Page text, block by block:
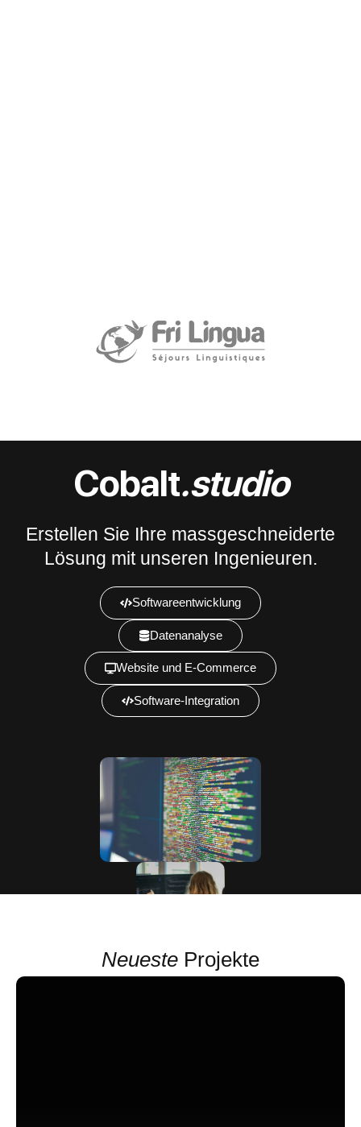
Cobalt.studio
Erstellen Sie Ihre massgeschneiderte
Lösung mit unseren Ingenieuren.
Softwareentwicklung
Datenanalyse
Website und E-Commerce
Software-Integration
Neueste Projekte